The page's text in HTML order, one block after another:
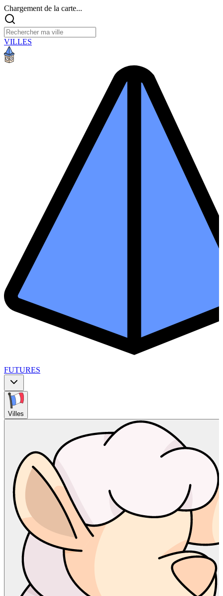
Chargement de la carte...
VILLES
FUTURES
Villes